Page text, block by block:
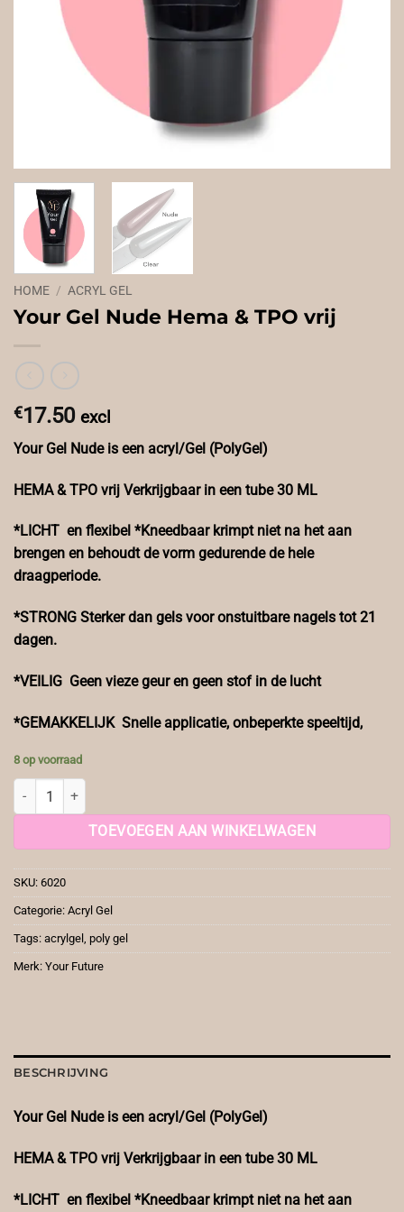
HOME / ACRYL GEL
Your Gel Nude Hema & TPO vrij
€17.50 excl
Your Gel Nude is een acryl/Gel (PolyGel)
HEMA & TPO vrij Verkrijgbaar in een tube 30 ML
*LICHT en flexibel *Kneedbaar krimpt niet na het aan
brengen en behoudt de vorm gedurende de hele
draagperiode.
*STRONG Sterker dan gels voor onstuitbare nagels tot 21
dagen.
*VEILIG Geen vieze geur en geen stof in de lucht
*GEMAKKELIJK Snelle applicatie, onbeperkte speeltijd,
8 op voorraad
Your Gel Nude Hema & TPO vrij aantal
TOEVOEGEN AAN WINKELWAGEN
SKU: 6020
Categorie: Acryl Gel
Tags: acrylgel , poly gel
Merk: Your Future
BESCHRIJVING
Your Gel Nude is een acryl/Gel (PolyGel)
HEMA & TPO vrij Verkrijgbaar in een tube 30 ML
*LICHT en flexibel *Kneedbaar krimpt niet na het aan